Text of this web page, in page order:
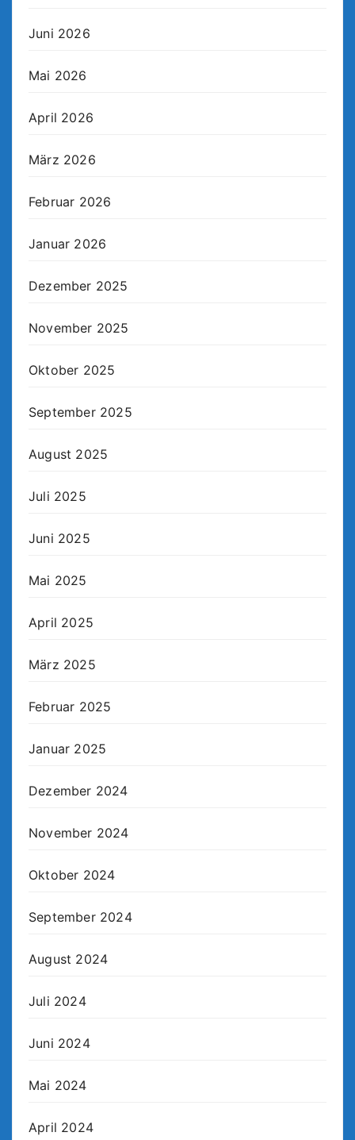
Juni 2026
Mai 2026
April 2026
März 2026
Februar 2026
Januar 2026
Dezember 2025
November 2025
Oktober 2025
September 2025
August 2025
Juli 2025
Juni 2025
Mai 2025
April 2025
März 2025
Februar 2025
Januar 2025
Dezember 2024
November 2024
Oktober 2024
September 2024
August 2024
Juli 2024
Juni 2024
Mai 2024
April 2024